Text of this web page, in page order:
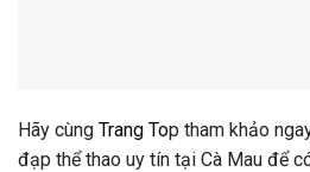
Hãy cùng Trang Top tham khảo
đạp thể thao uy tín tại Cà Mau để